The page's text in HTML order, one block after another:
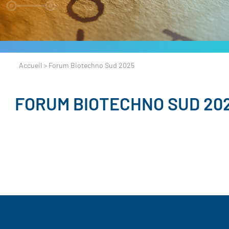
Accueil > Forum Biotechno Sud 2025
FORUM BIOTECHNO SUD